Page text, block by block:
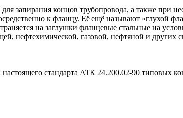
запирания концов трубопровода, а также при
к фланцу. Её ещё называют
на заглушки фланцевые стальные на
нефтехимической, газовой, нефтяной и
стандарта АТК 24.200.02-90 типовых